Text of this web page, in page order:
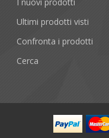
Ultimi prodotti visti
Confronta i prodotti
Cerca